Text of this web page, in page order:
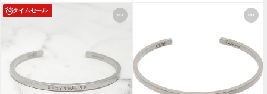
タイムセール